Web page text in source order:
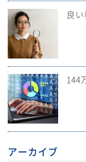
良
144
アーカイブ